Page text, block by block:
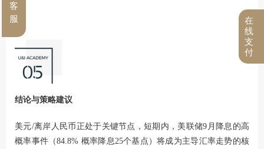
结论与策略建议
美元/离岸人民币正处于关键节点，短期内，美联储9月降息的高
概率事件（84.8% 概率降息25个基点）将成为主导汇率走势的核
客
服
在
线
支
付